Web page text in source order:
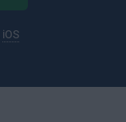
iOS